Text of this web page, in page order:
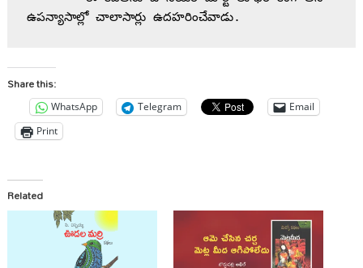
ఉపన్యాసాల్లో చాలాసార్లు ఉదహరించేవాడు.
Share this:
WhatsApp Telegram
Email
Print
Related